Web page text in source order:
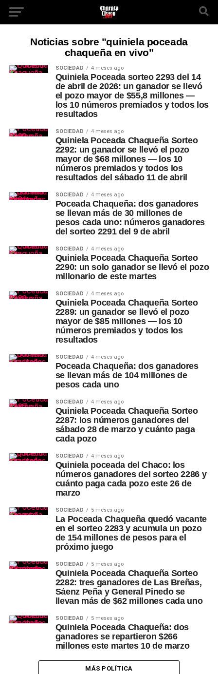
Noticias sobre "quiniela poceada
chaqueña en vivo"
SOCIEDAD 4 meses ago
Quiniela Poceada sorteo 2293 del 14
de abril de 2026: un ganador se llevó
el pozo mayor de $55,8 millones —
los 10 números premiados y todos los
resultados
SOCIEDAD 4 meses ago
Quiniela Poceada Chaqueña Sorteo
2292: un ganador se llevó el pozo
mayor de $68 millones — los 10
números premiados y todos los
resultados del sábado 11 de abril
SOCIEDAD 4 meses ago
Poceada Chaqueña: dos ganadores
se llevan más de 30 millones de
pesos cada uno: números ganadores
del sorteo 2291 del 9 de abril
SOCIEDAD 4 meses ago
Quiniela Poceada Chaqueña Sorteo
2290: un solo ganador se llevó el pozo
millonario de este martes
SOCIEDAD 4 meses ago
Quiniela Poceada Chaqueña Sorteo
2289: un ganador se llevó el pozo
mayor de $85 millones — los 10
números premiados y todos los
resultados
SOCIEDAD 4 meses ago
Poceada Chaqueña: dos ganadores
se llevan más de 104 millones de
pesos cada uno
SOCIEDAD 4 meses ago
Quiniela Poceada Chaqueña Sorteo
2287: los números ganadores del
sábado 28 de marzo y cuánto paga
cada pozo
SOCIEDAD 4 meses ago
Quiniela poceada del Chaco: los
números ganadores del sorteo 2286 y
cuánto paga cada pozo este 26 de
marzo
SOCIEDAD 5 meses ago
La Poceada Chaqueña quedó vacante
en el sorteo 2283 y acumula un pozo
de 154 millones de pesos para el
próximo juego
SOCIEDAD 5 meses ago
Quiniela Poceada Chaqueña Sorteo
2282: tres ganadores de Las Breñas,
Sáenz Peña y General Pinedo se
llevan más de $62 millones cada uno
SOCIEDAD 5 meses ago
Quiniela Poceada Chaqueña: dos
ganadores se repartieron $266
millones este martes 10 de marzo
MÁS POLÍTICA